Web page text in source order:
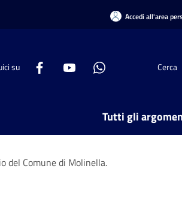
Accedi all'area
su Cerca
Tutti gli
del Comune di Molinella.